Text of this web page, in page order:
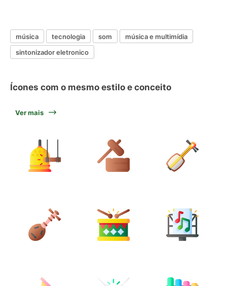
música tecnologia som
música e multimídia
sintonizador eletronico
Ícones com o mesmo estilo e conceito
Ver mais